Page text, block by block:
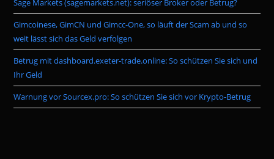
Sage Markets (sagemarkets.net): seriöser Broker oder Betrug?
Gimcoinese, GimCN und Gimcc-One, so läuft der Scam ab und so
weit lässt sich das Geld verfolgen
Betrug mit dashboard.exeter-trade.online: So schützen Sie sich und
Ihr Geld
Warnung vor Sourcex.pro: So schützen Sie sich vor Krypto-Betrug